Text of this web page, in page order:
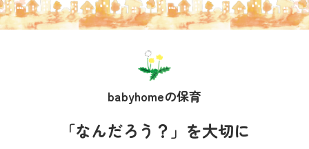
babyhomeの保育
「なんだろう？」を大切に